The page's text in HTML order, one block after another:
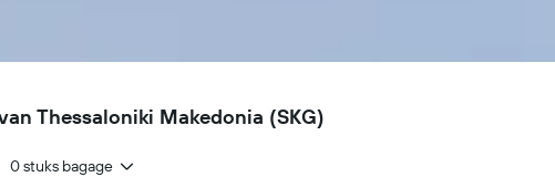
Thessaloniki Makedonia (SKG)
0 stuks bagage